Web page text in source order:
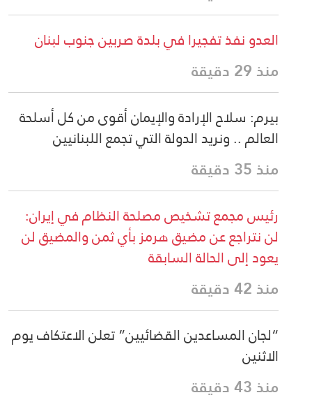
العدو نفذ تفجيرا في بلدة صربين جنوب لبنان
منذ 29 دقيقة
بيرم: سلاح الإرادة والإيمان أقوى من كل أسلحة
العالم .. ونريد الدولة التي تجمع اللبنانيين
منذ 35 دقيقة
رئيس مجمع تشخيص مصلحة النظام في إيران:
لن نتراجع عن مضيق هرمز بأي ثمن والمضيق لن
يعود إلى الحالة السابقة
منذ 42 دقيقة
“لجان المساعدين القضائيين” تعلن الاعتكاف يوم
الاثنين
منذ 43 دقيقة